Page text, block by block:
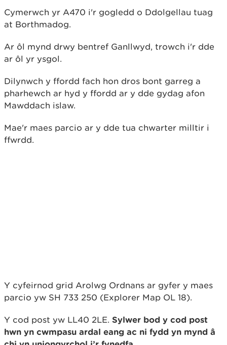
Cymerwch yr A470 i'r gogledd o Ddolgellau tuag
at Borthmadog.
Ar ôl mynd drwy bentref Ganllwyd, trowch i'r dde
ar ôl yr ysgol.
Dilynwch y ffordd fach hon dros bont garreg a
pharhewch ar hyd y ffordd ar y dde gydag afon
Mawddach islaw.
Mae'r maes parcio ar y dde tua chwarter milltir i
ffwrdd.
Y cyfeirnod grid Arolwg Ordnans ar gyfer y maes
parcio yw SH 733 250 (Explorer Map OL 18).
Y cod post yw LL40 2LE. Sylwer bod y cod post
hwn yn cwmpasu ardal eang ac ni fydd yn mynd â